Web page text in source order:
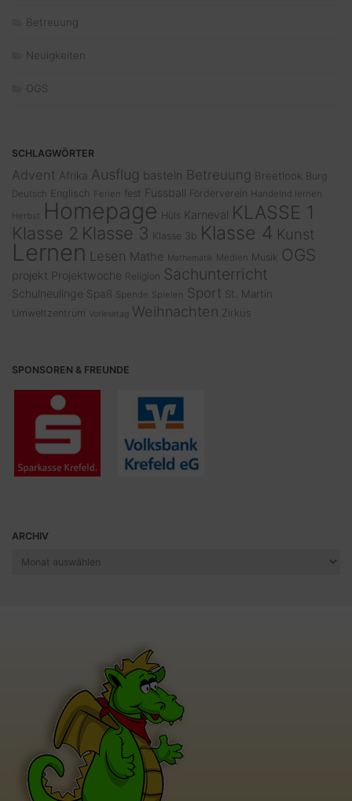
Betreuung
Neuigkeiten
OGS
SCHLAGWÖRTER
Advent Afrika Ausflug basteln Betreuung Breetlook Burg
Deutsch Englisch Ferien fest Fussball Förderverein Handelnd lernen
Herbst
Homepage Hüls Karneval KLASSE 1
Klasse 2 Klasse 3 Klasse 3b Klasse 4 Kunst
Lernen Lesen Mathe Mathematik Medien Musik OGS
projekt Projektwoche Religion Sachunterricht
Schulneulinge Spaß Spende Spielen Sport St. Martin
Umweltzentrum Vorlesetag Weihnachten Zirkus
SPONSOREN & FREUNDE
ARCHIV
Archiv